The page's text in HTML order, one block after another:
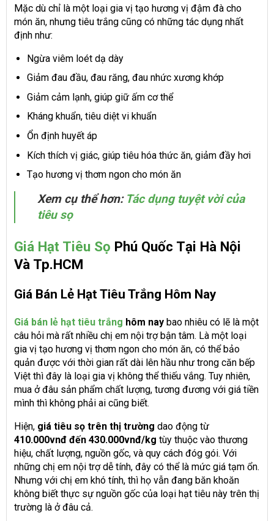
Mặc dù chỉ là một loại gia vị tạo hương vị đậm đà cho
món ăn, nhưng tiêu trắng cũng có những tác dụng nhất
định như:
Ngừa viêm loét dạ dày
Giảm đau đầu, đau răng, đau nhức xương khớp
Giảm cảm lạnh, giúp giữ ấm cơ thể
Kháng khuẩn, tiêu diệt vi khuẩn
Ổn định huyết áp
Kích thích vị giác, giúp tiêu hóa thức ăn, giảm đầy hơi
Tạo hương vị thơm ngon cho món ăn
Xem cụ thể hơn: Tác dụng tuyệt vời của
tiêu sọ
Giá Hạt Tiêu Sọ Phú Quốc Tại Hà Nội
Và Tp.HCM
Giá Bán Lẻ Hạt Tiêu Trắng Hôm Nay
Giá bán lẻ hạt tiêu trắng hôm nay bao nhiêu có lẽ là một
câu hỏi mà rất nhiều chị em nội trợ bận tâm. Là một loại
gia vị tạo hương vị thơm ngon cho món ăn, có thể bảo
quản được với thời gian rất dài lên hầu như trong căn bếp
Việt thì đây là loại gia vị không thể thiếu vắng. Tuy nhiên,
mua ở đâu sản phẩm chất lượng, tương đương với giá tiền
mình thì không phải ai cũng biết.
Hiện, giá tiêu sọ trên thị trường dao động từ
410.000vnđ đến 430.000vnđ/kg tùy thuộc vào thương
hiệu, chất lượng, nguồn gốc, và quy cách đóg gói. Với
những chị em nội trợ dễ tính, đây có thể là mức giá tạm ổn.
Nhưng với chị em khó tính, thì họ vẫn đang băn khoăn
không biết thực sự nguồn gốc của loại hạt tiêu này trên thị
trường là ở đâu cả.